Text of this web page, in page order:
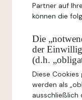
Partner auf
können die
Die
der
(d.h.
Diese Cookies
werden als
ausschließlich